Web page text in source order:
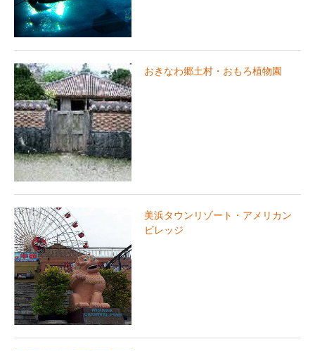
おきなわ郷土村・おもろ植物園
美浜タウンリゾート・アメリカン
ビレッジ